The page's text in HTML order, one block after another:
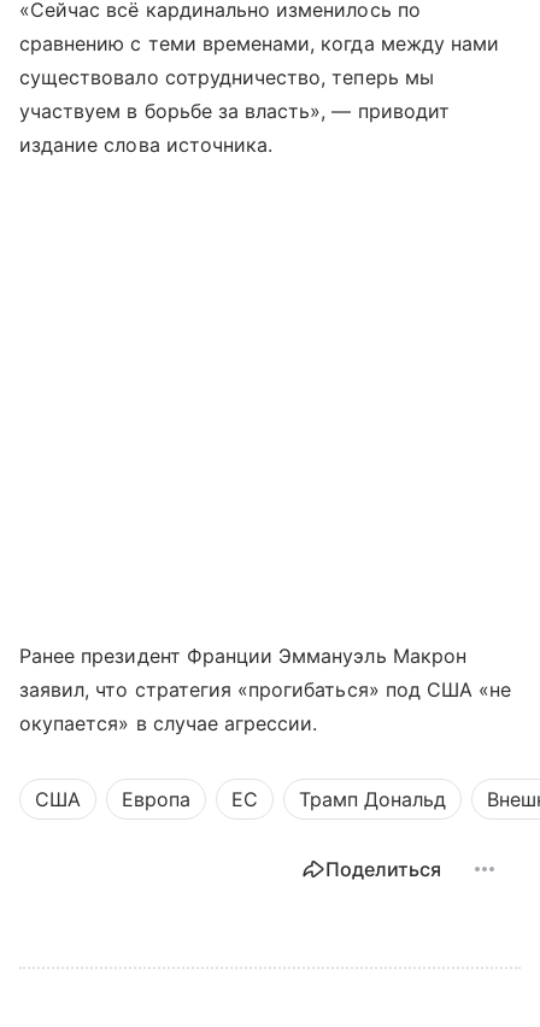
«Сейчас всё кардинально изменилось по
сравнению с теми временами, когда между нами
существовало сотрудничество, теперь мы
участвуем в борьбе за власть», — приводит
издание слова источника.
Ранее президент Франции Эммануэль Макрон
заявил, что стратегия «прогибаться» под США «не
окупается» в случае агрессии.
США Европа ЕС Трамп Дональд
Поделиться